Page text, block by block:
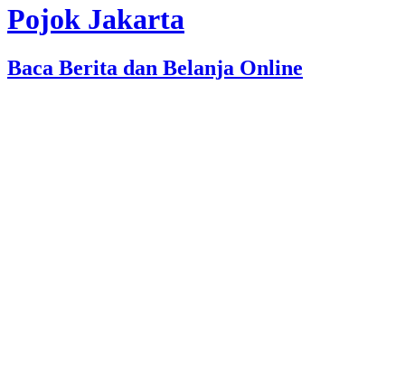
Pojok Jakarta
Baca Berita dan Belanja Online